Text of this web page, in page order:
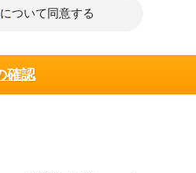
について同意する